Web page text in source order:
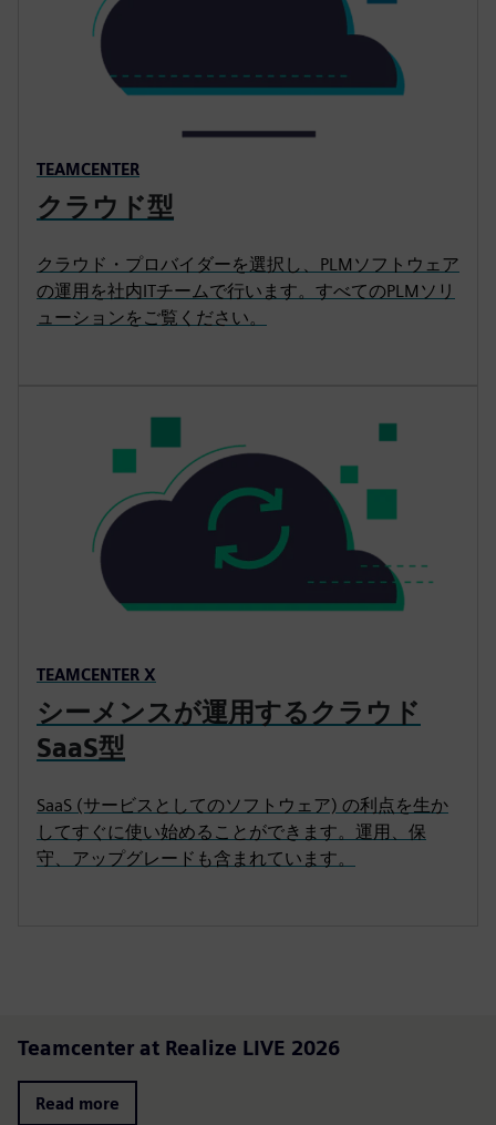
TEAMCENTER
クラウド型
クラウド・プロバイダーを選択し、PLMソフトウェア
の運用を社内ITチームで行います。すべてのPLMソリ
ューションをご覧ください。
TEAMCENTER X
シーメンスが運用するクラウド
SaaS型
SaaS (サービスとしてのソフトウェア) の利点を生か
してすぐに使い始めることができます。運用、保
守、アップグレードも含まれています。
Teamcenter at Realize LIVE 2026
Read more